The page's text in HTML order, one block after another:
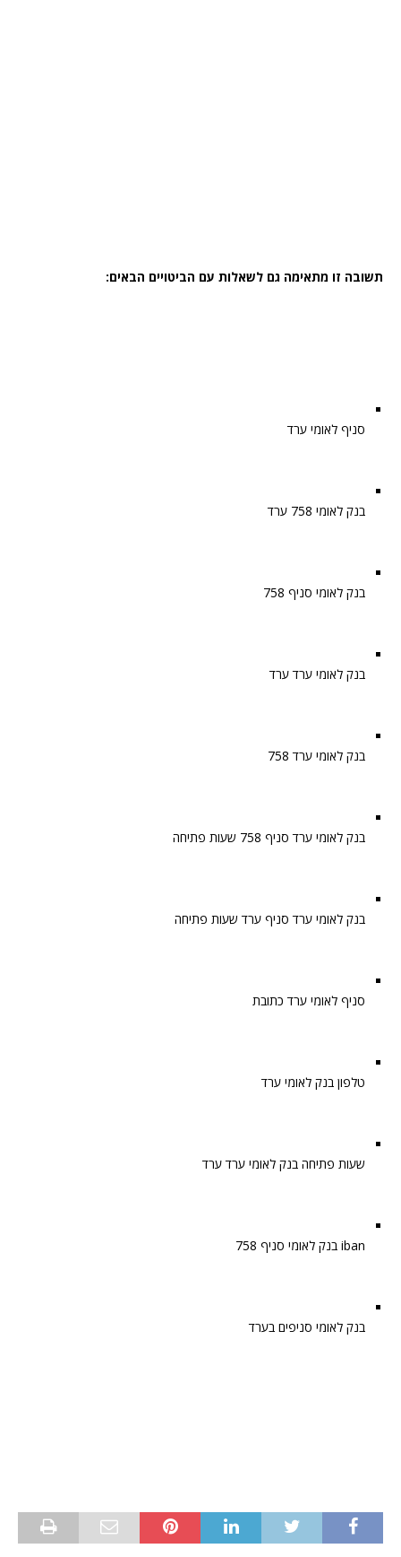
תשובה זו מתאימה גם לשאלות עם הביטויים הבאים:
סניף לאומי ערד
בנק לאומי 758 ערד
בנק לאומי סניף 758
בנק לאומי ערד ערד
בנק לאומי ערד 758
בנק לאומי ערד סניף 758 שעות פתיחה
בנק לאומי ערד סניף ערד שעות פתיחה
סניף לאומי ערד כתובת
טלפון בנק לאומי ערד
שעות פתיחה בנק לאומי ערד ערד
iban בנק לאומי סניף 758
בנק לאומי סניפים בערד